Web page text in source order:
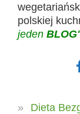
polskiej
jeden
Dieta